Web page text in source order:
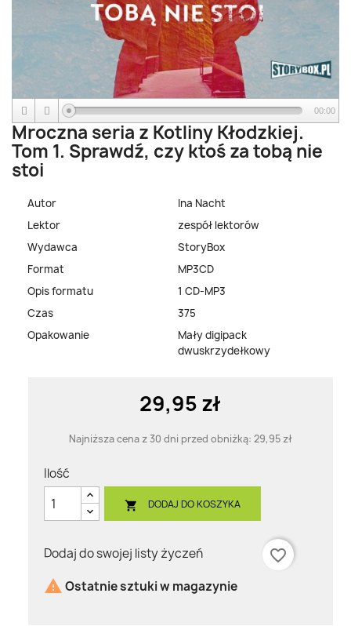
00:00
Mroczna seria z Kotliny Kłodzkiej.
Tom 1. Sprawdź, czy ktoś za tobą nie
stoi
Autor
Ina Nacht
Lektor
zespół lektorów
Wydawca
StoryBox
Format
MP3CD
Opis formatu
1 CD-MP3
Czas
375
Opakowanie
Mały digipack
dwuskrzydełkowy
29,95 zł
Najniższa cena z 30 dni przed obniżką: 29,95 zł
Ilość
 DODAJ DO KOSZYKA
Dodaj do swojej listy życzeń
favorite_border
 Ostatnie sztuki w magazynie